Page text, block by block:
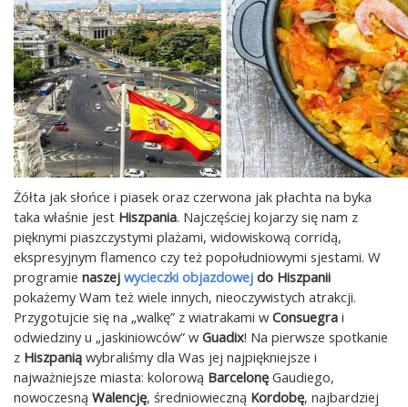
Żółta jak słońce i piasek oraz czerwona jak płachta na byka
taka właśnie jest Hiszpania. Najczęściej kojarzy się nam z
pięknymi piaszczystymi plażami, widowiskową corridą,
ekspresyjnym flamenco czy też popołudniowymi sjestami. W
programie naszej wycieczki objazdowej do Hiszpanii
pokażemy Wam też wiele innych, nieoczywistych atrakcji.
Przygotujcie się na „walkę” z wiatrakami w Consuegra i
odwiedziny u „jaskiniowców” w Guadix! Na pierwsze spotkanie
z Hiszpanią wybraliśmy dla Was jej najpiękniejsze i
najważniejsze miasta: kolorową Barcelonę Gaudiego,
nowoczesną Walencję, średniowieczną Kordobę, najbardziej